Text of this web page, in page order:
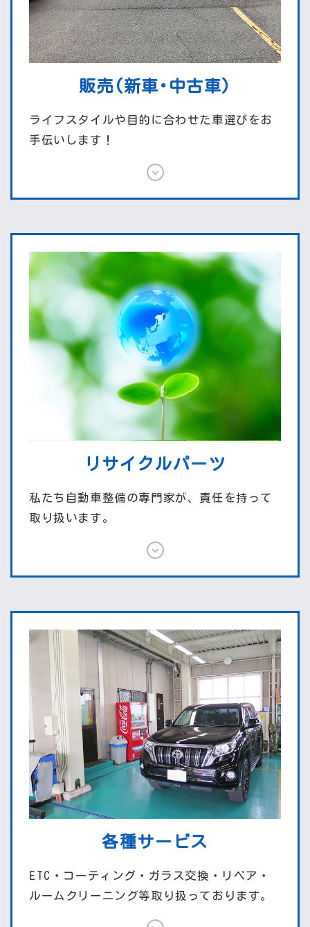
販売(新車･中古車)
ライフスタイルや目的に合わせた車選びをお
手伝いします！
リサイクルパーツ
私たち自動車整備の専門家が、責任を持って
取り扱います。
各種サービス
ETC・コーティング・ガラス交換・リペア・
ルームクリーニング等取り扱っております。